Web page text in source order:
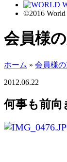
©2016
会員様
ホーム » 会員様
2012.06.22
何事も前向